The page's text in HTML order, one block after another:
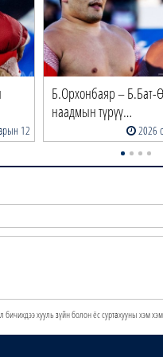
12
Б.Орхонбаяр – Б.Бат-
наадмын түрүү…
2026
бичихдээ хууль зүйн болон ёс суртахууны хэм